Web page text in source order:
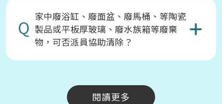
Q 家中廢浴缸、廢面盆、廢馬桶、等陶瓷
製品或平板厚玻璃、廢水族箱等廢棄
物，可否派員協助清除？
閱讀更多